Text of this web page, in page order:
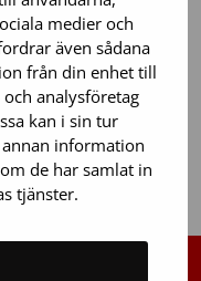
medier och
även sådana
från din enhet till
analysföretag
kan i sin tur
information
de har samlat in
tjänster.
för pediatriska
för ett
också den första
cancer, som
prövning.